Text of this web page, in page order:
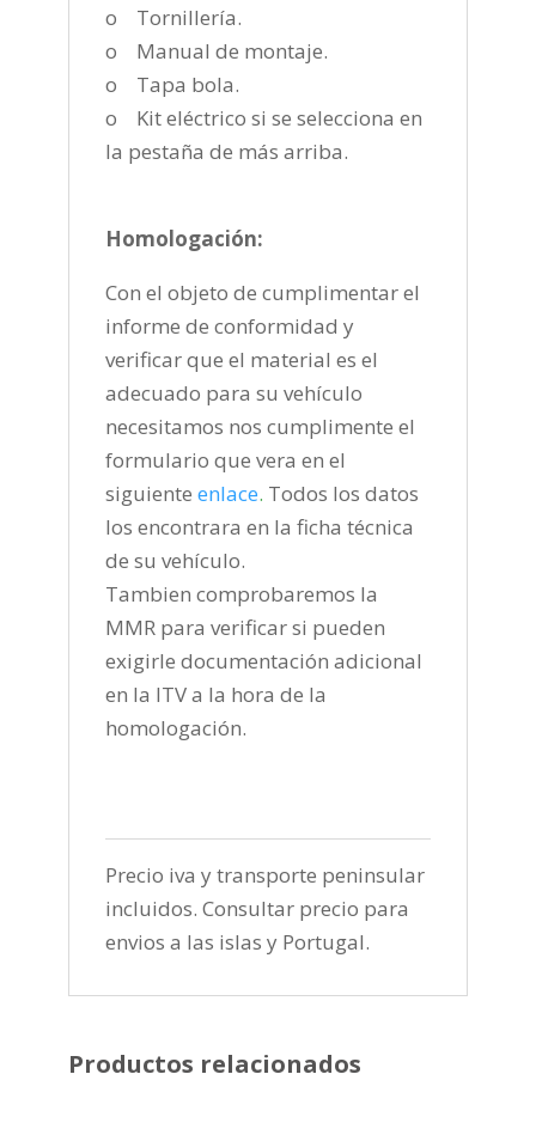
o Tornillería.
o Manual de montaje.
o Tapa bola.
o Kit eléctrico si se selecciona en
la pestaña de más arriba.
Homologación:
Con el objeto de cumplimentar el
informe de conformidad y
verificar que el material es el
adecuado para su vehículo
necesitamos nos cumplimente el
formulario que vera en el
siguiente enlace. Todos los datos
los encontrara en la ficha técnica
de su vehículo.
Tambien comprobaremos la
MMR para verificar si pueden
exigirle documentación adicional
en la ITV a la hora de la
homologación.
Precio iva y transporte peninsular
incluidos. Consultar precio para
envios a las islas y Portugal.
Productos relacionados